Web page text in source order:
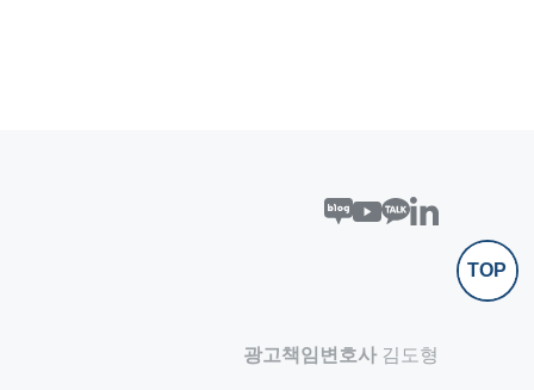
TOP
광고책임변호사 김도형